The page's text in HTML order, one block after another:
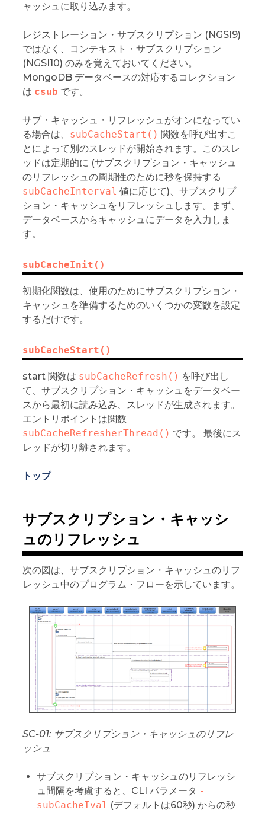
ャッシュに取り込みます。
レジストレーション・サブスクリプション (NGSI9)
ではなく、コンテキスト・サブスクリプション
(NGSI10) のみを覚えておいてください。
MongoDB データベースの対応するコレクション
は csub です。
サブ・キャッシュ・リフレッシュがオンになってい
る場合は、 subCacheStart() 関数を呼び出すこ
とによって別のスレッドが開始されます。このスレ
ッドは定期的に (サブスクリプション・キャッシュ
のリフレッシュの周期性のために秒を保持する
subCacheInterval 値に応じて)、サブスクリプ
ション・キャッシュをリフレッシュします。まず、
データベースからキャッシュにデータを入力しま
す。
subCacheInit()
初期化関数は、使用のためにサブスクリプション・
キャッシュを準備するためのいくつかの変数を設定
するだけです。
subCacheStart()
start 関数は subCacheRefresh() を呼び出し
て、サブスクリプション・キャッシュをデータベー
スから最初に読み込み、スレッドが生成されます。
エントリポイントは関数
subCacheRefresherThread() です。 最後にス
レッドが切り離されます。
トップ
サブスクリプション・キャッシ
ュのリフレッシュ
次の図は、サブスクリプション・キャッシュのリフ
レッシュ中のプログラム・フローを示しています。
SC-01: サブスクリプション・キャッシュのリフレ
ッシュ
サブスクリプション・キャッシュのリフレッシ
ュ間隔を考慮すると、CLI パラメータ -
subCacheIval (デフォルトは60秒) からの秒